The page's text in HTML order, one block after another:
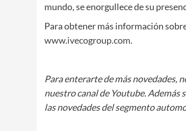
mundo, se enorgullece de su
Para obtener más información
www.ivecogroup.com.
Para enterarte de más novedades,
nuestro canal de Youtube. Además
las novedades del segmento